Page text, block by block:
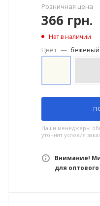
Розничная цена
366 грн.
Нет в наличии
Цвет — бежевый
Наши менеджеры
уточнят условия
Внимание!
для оптового